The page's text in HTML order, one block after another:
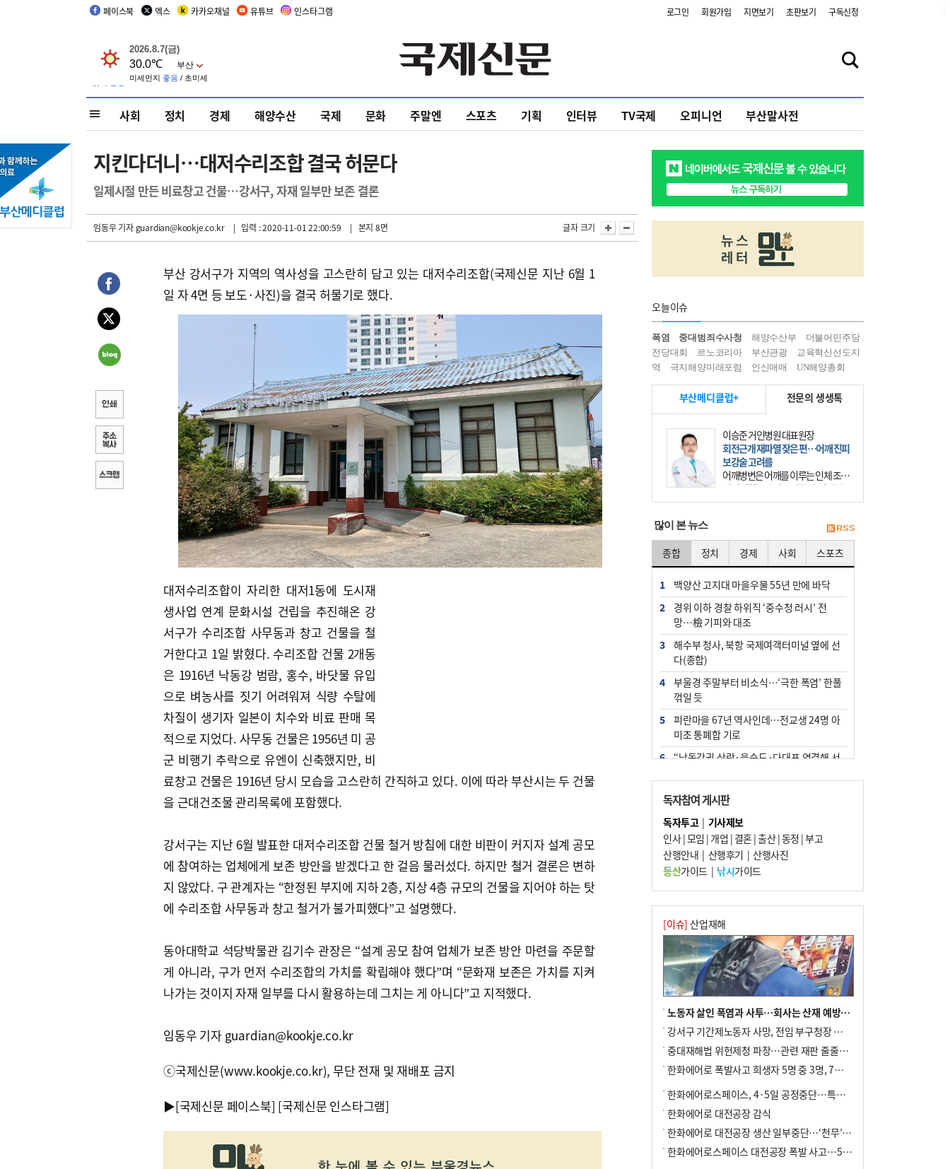
페이스북 엑스 카카오채널 유튜브 인스타그램 로그인 회원가입 지면보기 초판보기 구독신청
사회 정치 경제 해양수산 국제 문화 주말엔 스포츠 기획 인터뷰 TV국제 오피니언 부산말사전
지킨다더니…대저수리조합 결국 허문다
일제시절 만든 비료창고 건물…강서구, 자재 일부만 보존 결론
임동우 기자guardian@kookje.co.kr | 입력 : 2020-11-01 22:00:59 | 본지 8면 글자 크기
부산 강서구가 지역의 역사성을 고스란히 담고 있는 대저수리조합(국제신문 지난 6월 1
일 자 4면 등 보도·사진)을 결국 허물기로 했다.
대저수리조합이 자리한 대저1동에 도시재
생사업 연계 문화시설 건립을 추진해온 강
서구가 수리조합 사무동과 창고 건물을 철
거한다고 1일 밝혔다. 수리조합 건물 2개동
은 1916년 낙동강 범람, 홍수, 바닷물 유입
으로 벼농사를 짓기 어려워져 식량 수탈에
차질이 생기자 일본이 치수와 비료 판매 목
적으로 지었다. 사무동 건물은 1956년 미 공
군 비행기 추락으로 유엔이 신축했지만, 비
료창고 건물은 1916년 당시 모습을 고스란히 간직하고 있다. 이에 따라 부산시는 두 건물
을 근대건조물 관리목록에 포함했다.
강서구는 지난 6월 발표한 대저수리조합 건물 철거 방침에 대한 비판이 커지자 설계 공모
에 참여하는 업체에게 보존 방안을 받겠다고 한 걸음 물러섰다. 하지만 철거 결론은 변하
지 않았다. 구 관계자는 “한정된 부지에 지하 2층, 지상 4층 규모의 건물을 지어야 하는 탓
에 수리조합 사무동과 창고 철거가 불가피했다”고 설명했다.
동아대학교 석당박물관 김기수 관장은 “설계 공모 참여 업체가 보존 방안 마련을 주문할
게 아니라, 구가 먼저 수리조합의 가치를 확립해야 했다”며 “문화재 보존은 가치를 지켜
나가는 것이지 자재 일부를 다시 활용하는데 그치는 게 아니다”고 지적했다.
임동우 기자 guardian@kookje.co.kr
ⓒ국제신문(www.kookje.co.kr), 무단 전재 및 재배포 금지
▶[국제신문 페이스북] [국제신문 인스타그램]
오늘이슈
폭염 중대범죄수사청 해양수산부
더불어민주당
전당대회
르노코리아 부산관광
교육혁신선도지
역
극지해양미래포럼 인신매매 UN해양총회
부산메디클럽+ 전문의 생생톡
이승준 거인병원 대표원장
회전근개 재파열 잦은 편…어깨 진피
보강술 고려를
어깨병변은 어깨를 이루는 인체 조직
에 발생하는 손상을 말한다. 여기에
는 오십견과 회전근개 증후군, 어깨
많이 본 뉴스
종합 정치 경제 사회 스포츠
1
백양산 고지대 마을우물 55년 만에 바닥
2
경위 이하 경찰 하위직 ‘중수청 러시’ 전
망…檢 기피와 대조
3
해수부 청사, 북항 국제여객터미널 옆에 선
다(종합)
4
부울경 주말부터 비소식…‘극한 폭염’ 한풀
꺾일 듯
5
피란마을 67년 역사인데…전교생 24명 아
미초 통폐합 기로
6
“낙동강권 삼락·을숙도·다대포 연결해 서
7
오늘의 날씨- 2026년 8월 7일
8
외국인 선원 ‘인신매매 경유지’ 된 부산…
우려가 현실로
9
[사설] 해수부 신청사 북항으로 확정, 해양
수도 도약의 전환점
10 르노 못 타는 부산시장…관용차 규정에 막
힌 지역기업 응원
독자참여 게시판
독자투고| 기사제보
인사|모임 | 개업 | 결혼|출산|동정 |부고
산행안내 | 산행후기 | 산행사진
등산가이드| 낚시가이드
[이슈] 산업재해
노동자 살인 폭염과 사투…회사는 산재 예방·전기료 절감 전력
강서구 기간제노동자 사망, 전임 부구청장 檢 송치
중대재해법 위헌제청 파장…관련 재판 줄줄이 브레이크
한화에어로 폭발사고 희생자 5명 중 3명, 7일 영면
한화에어로스페이스, 4·5일 공정중단…특별 안전점검
한화에어로 대전공장 감식
한화에어로 대전공장 생산 일부중단…‘천무’ 수출 비상
한화에어로스페이스 대전공장 폭발 사고…5명 사망·2명 부상(종합)